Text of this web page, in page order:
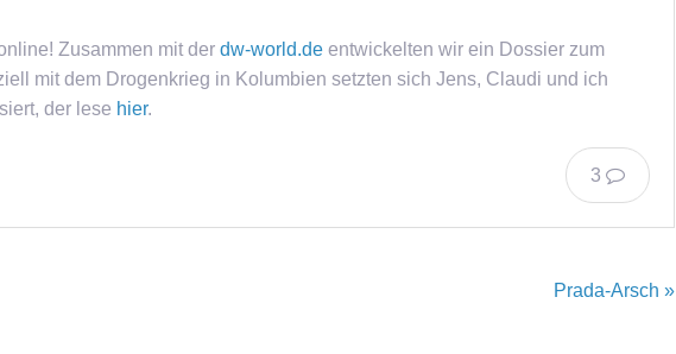
Zusammen mit der dw-world.de entwickelten wir ein Dossier zum
mit dem Drogenkrieg in Kolumbien setzten sich Jens, Claudi und ich
der lese hier.
3
Prada-Arsch »